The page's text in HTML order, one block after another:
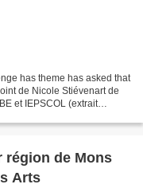
has theme has asked that
de Nicole Stiévenart de
et IEPSCOL (extrait
Arts